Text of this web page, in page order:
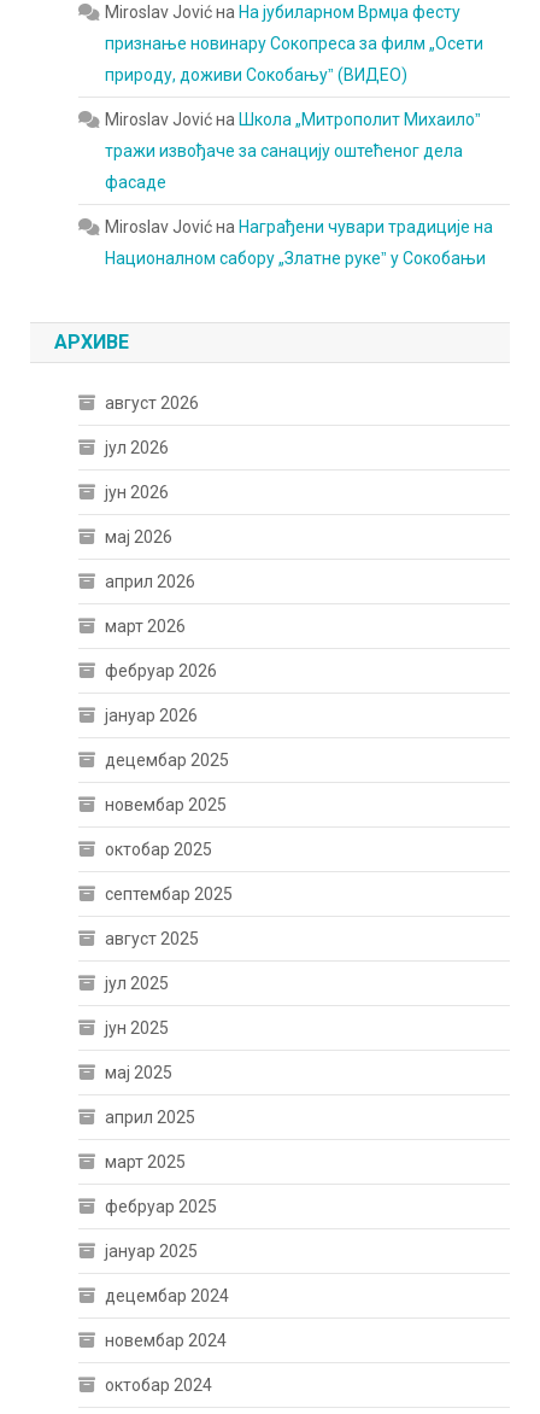
Miroslav JovićнаНа јубиларном Врмџа фесту
признање новинару Сокопреса за филм „Осети
природу, доживи Сокобањуˮ (ВИДЕО)
Miroslav JovićнаШкола „Митрополит Михаилоˮ
тражи извођаче за санацију оштећеног дела
фасаде
Miroslav JovićнаНаграђени чувари традиције на
Националном сабору „Златне рукеˮ у Сокобањи
АРХИВЕ
август 2026
јул 2026
јун 2026
мај 2026
април 2026
март 2026
фебруар 2026
јануар 2026
децембар 2025
новембар 2025
октобар 2025
септембар 2025
август 2025
јул 2025
јун 2025
мај 2025
април 2025
март 2025
фебруар 2025
јануар 2025
децембар 2024
новембар 2024
октобар 2024